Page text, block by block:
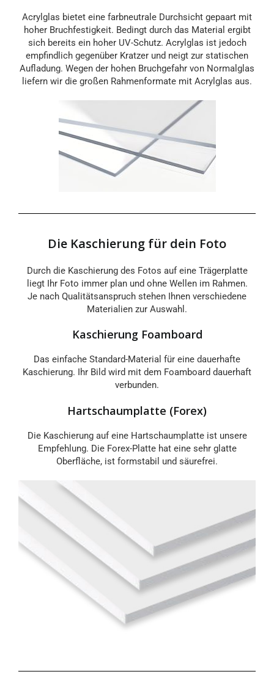
Acrylglas bietet eine farbneutrale Durchsicht gepaart mit
hoher Bruchfestigkeit. Bedingt durch das Material ergibt
sich bereits ein hoher UV-Schutz. Acrylglas ist jedoch
empfindlich gegenüber Kratzer und neigt zur statischen
Aufladung. Wegen der hohen Bruchgefahr von Normalglas
liefern wir die großen Rahmenformate mit Acrylglas aus.
Die Kaschierung für dein Foto
Durch die Kaschierung des Fotos auf eine Trägerplatte
liegt Ihr Foto immer plan und ohne Wellen im Rahmen.
Je nach Qualitätsanspruch stehen Ihnen verschiedene
Materialien zur Auswahl.
Kaschierung Foamboard
Das einfache Standard-Material für eine dauerhafte
Kaschierung. Ihr Bild wird mit dem Foamboard dauerhaft
verbunden.
Hartschaumplatte (Forex)
Die Kaschierung auf eine Hartschaumplatte ist unsere
Empfehlung. Die Forex-Platte hat eine sehr glatte
Oberfläche, ist formstabil und säurefrei.